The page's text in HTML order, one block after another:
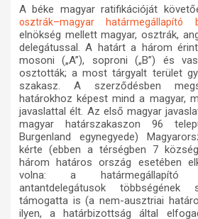
A béke magyar ratifikációját
osztrák–magyar határmegállapító
elnökség mellett magyar, osztrák,
delegátussal. A határt a három
mosoni („A”), soproni („B”) és
osztották; a most tárgyalt terület
szakasz. A szerződésben
határokhoz képest mind a magyar,
javaslattal élt. Az első magyar
magyar határszakaszon 96
Burgenland egynegyede)
kérte (ebben a térségben 7
három határos ország esetében
volna: a határmegállapító
antantdelegátusok többségének
támogatta is (a nem-ausztriai
ilyen, a határbizottság által